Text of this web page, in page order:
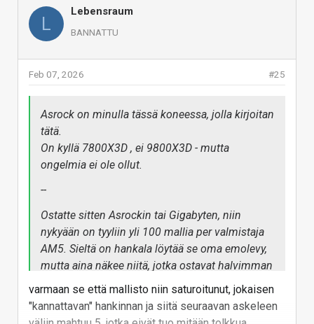
huonommiksi ja halvemmiksi - ja ajuritkin pitää osata
hakea oikealta sivulta, kun esim. äänipiiri on
muuttunut.
on vähän kalliita ne hyvät mallit. MSI taas on
semmoinen tasainen suorittaja, mutta vaihdoin
MSI:stä tähän Asrockiin, niin ei nyt takaisin MSI
Vastaa
L
Lebensraum
BANNATTU
#25
Feb 07, 2026
Asrock on minulla tässä koneessa, jolla kirjoitan
tätä.
On kyllä 7800X3D , ei 9800X3D - mutta
ongelmia ei ole ollut.
--
Ostatte sitten Asrockin tai Gigabyten, niin
nykyään on tyyliin yli 100 mallia per valmistaja
AM5. Sieltä on hankala löytää se oma emolevy,
mutta aina näkee niitä, jotka ostavat halvimman
- ja sitten haukkuvat valmistajan , kun emolevy
oli huono. Erityisesti tätä tuntuu tapahtuvan
Asrockille, kun niillä on niin monta halpamallia
varmaan se että mallisto niin saturoitunut, jokaisen
"kannattavan" hankinnan ja siitä seuraavan askeleen